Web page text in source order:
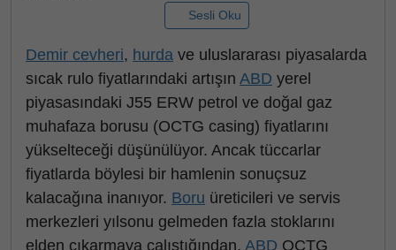
Sesli Oku
Demir cevheri, hurda ve uluslararası piyasalarda
sıcak rulo fiyatlarındaki artışın ABD yerel
piyasasındaki J55 ERW petrol ve doğal gaz
muhafaza borusu (OCTG casing) fiyatlarını
yükselteceği düşünülüyor. Ancak tüccarlar
fiyatlarda böylesi bir hamlenin sonuçsuz
kalacağına inanıyor. Boru üreticileri ve servis
merkezleri yılsonu gelmeden fazla stoklarını
elden çıkarmaya çalıştığından, ABD OCTG